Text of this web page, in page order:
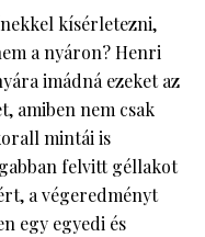
kísérletezni,
a nyáron? Henri
imádná ezeket az
amiben nem csak
mintái is
felvitt géllakot
a végeredményt
egy egyedi és